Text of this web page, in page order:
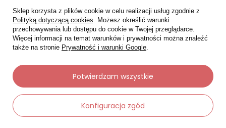
Moje zamówienia
Status zamówienia
Śledzenie przesyłki
Sklep korzysta z plików cookie w celu realizacji usług zgodnie z
Polityką dotyczącą cookies. Możesz określić warunki
przechowywania lub dostępu do cookie w Twojej przeglądarce.
Więcej informacji na temat warunków i prywatności można znaleźć
także na stronie Prywatność i warunki Google.
Konfiguracja zgód
Potwierdzam wszystkie